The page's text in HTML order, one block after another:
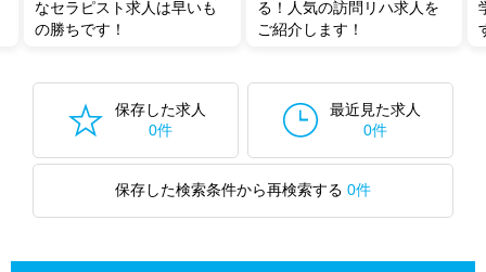
なセラピスト求人は早いも
の勝ちです！
る！人気の訪問リハ求人を
ご紹介します！
保存した求人
0件
最近見た求人
0件
保存した検索条件から再検索する 0件